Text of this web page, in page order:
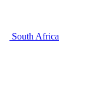
South Africa